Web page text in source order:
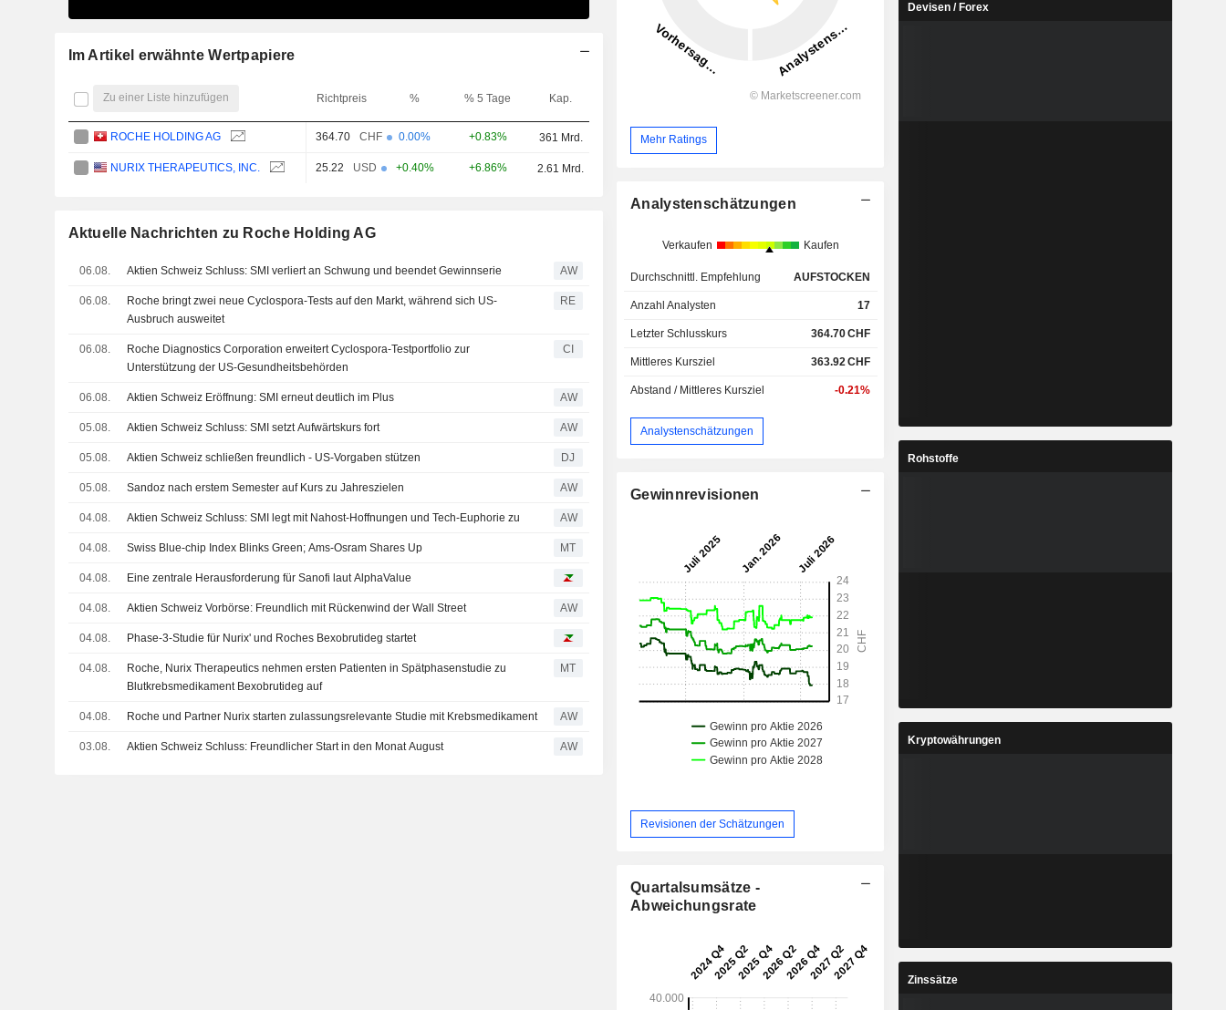
Im Artikel erwähnte Wertpapiere
Zu einer Liste hinzufügen Richtpreis % % 5 Tage Kap.
ROCHE HOLDING AG 364.70 CHF 0.00% +0.83% 361 Mrd.
NURIX THERAPEUTICS, INC. 25.22 USD +0.40% +6.86% 2.61 Mrd.
Aktuelle Nachrichten zu Roche Holding AG
06.08. Aktien Schweiz Schluss: SMI verliert an Schwung und beendet Gewinnserie AW
06.08.
Roche bringt zwei neue Cyclospora-Tests auf den Markt, während sich US-
Ausbruch ausweitet
RE
06.08.
Roche Diagnostics Corporation erweitert Cyclospora-Testportfolio zur
Unterstützung der US-Gesundheitsbehörden
CI
06.08. Aktien Schweiz Eröffnung: SMI erneut deutlich im Plus AW
05.08. Aktien Schweiz Schluss: SMI setzt Aufwärtskurs fort AW
05.08. Aktien Schweiz schließen freundlich - US-Vorgaben stützen DJ
05.08. Sandoz nach erstem Semester auf Kurs zu Jahreszielen AW
04.08. Aktien Schweiz Schluss: SMI legt mit Nahost-Hoffnungen und Tech-Euphorie zu AW
04.08. Swiss Blue-chip Index Blinks Green; Ams-Osram Shares Up MT
04.08. Eine zentrale Herausforderung für Sanofi laut AlphaValue
04.08. Aktien Schweiz Vorbörse: Freundlich mit Rückenwind der Wall Street AW
04.08. Phase-3-Studie für Nurix' und Roches Bexobrutideg startet
04.08.
Roche, Nurix Therapeutics nehmen ersten Patienten in Spätphasenstudie zu
Blutkrebsmedikament Bexobrutideg auf
MT
04.08. Roche und Partner Nurix starten zulassungsrelevante Studie mit Krebsmedikament AW
03.08. Aktien Schweiz Schluss: Freundlicher Start in den Monat August AW
Mehr Ratings
Analystenschätzungen
Verkaufen Kaufen
Durchschnittl. Empfehlung AUFSTOCKEN
Anzahl Analysten 17
Letzter Schlusskurs 364.70CHF
Mittleres Kursziel 363.92CHF
Abstand / Mittleres Kursziel -0.21%
Analystenschätzungen
Gewinnrevisionen
Revisionen der Schätzungen
Quartalsumsätze -
Abweichungsrate
Devisen / Forex
Rohstoffe
Kryptowährungen
Zinssätze